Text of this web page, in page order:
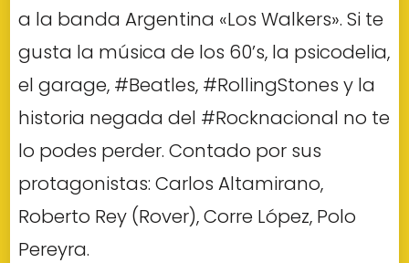
a la banda Argentina «Los Walkers». Si te
gusta la música de los 60’s, la psicodelia,
el garage, #Beatles, #RollingStones y la
historia negada del #Rocknacional no te
lo podes perder. Contado por sus
protagonistas: Carlos Altamirano,
Roberto Rey (Rover), Corre López, Polo
Pereyra.